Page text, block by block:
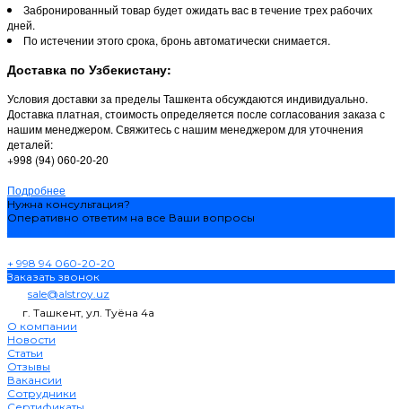
Забронированный товар будет ожидать вас в течение трех рабочих
дней.
По истечении этого срока, бронь автоматически снимается.
Доставка по Узбекистану:
Условия доставки за пределы Ташкента обсуждаются индивидуально.
Доставка платная, стоимость определяется после согласования заказа с
нашим менеджером. Свяжитесь с нашим менеджером для уточнения
деталей:
+998 (94) 060-20-20
Подробнее
Нужна консультация?
Оперативно ответим на все Ваши вопросы
+ 998 94 060-20-20
Заказать звонок
sale@alstroy.uz
г. Ташкент, ул. Туёна 4а
О компании
Новости
Статьи
Отзывы
Вакансии
Сотрудники